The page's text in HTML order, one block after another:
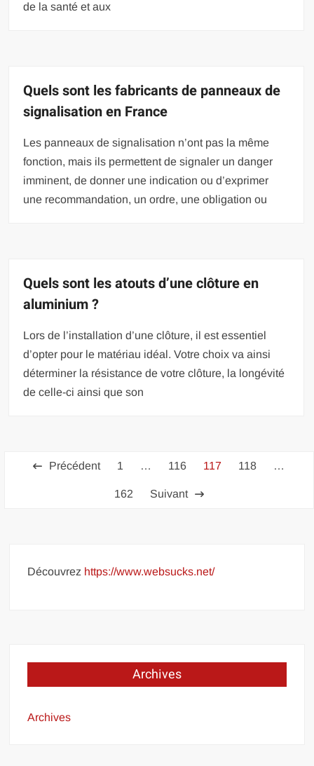
de la santé et aux
Quels sont les fabricants de panneaux de
signalisation en France
Les panneaux de signalisation n’ont pas la même
fonction, mais ils permettent de signaler un danger
imminent, de donner une indication ou d’exprimer
une recommandation, un ordre, une obligation ou
Quels sont les atouts d’une clôture en
aluminium ?
Lors de l’installation d’une clôture, il est essentiel
d’opter pour le matériau idéal. Votre choix va ainsi
déterminer la résistance de votre clôture, la longévité
de celle-ci ainsi que son
Pagination
publications
Précédent 1 … 116 117 118 …
162 Suivant
Découvrez https://www.websucks.net/
Archives
Archives